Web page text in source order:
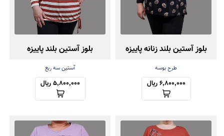
بلوز آستین بلند زنانه پاییزه
طرح بوسه
6,800,000 ریال
بلوز آستین بلند پاییزه
آستین سه ربع
5,800,000 ریال